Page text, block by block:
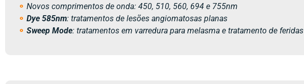
⚬ Novos comprimentos de onda: 450, 510, 560, 694 e 755nm
⚬ Dye 585nm: tratamentos de lesões angiomatosas planas
⚬ Sweep Mode: tratamentos em varredura para melasma e tratamento de feridas